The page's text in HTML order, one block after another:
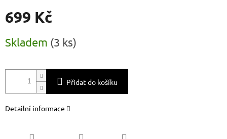
699 Kč
cena:
Skladem (3 ks)
Přidat do košíku
Detailní informace